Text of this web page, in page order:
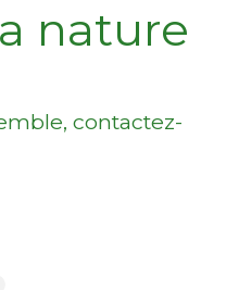
nature
contactez-